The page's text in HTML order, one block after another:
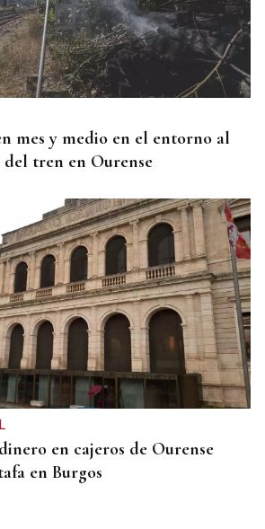
mes y medio en el entorno al
tren en Ourense
en cajeros de Ourense
en Burgos